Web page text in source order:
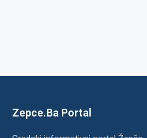
Zepce.Ba Portal